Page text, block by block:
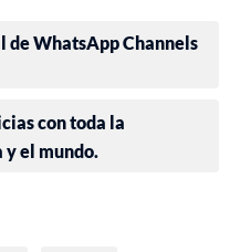
de WhatsApp Channels
con toda la
el mundo.